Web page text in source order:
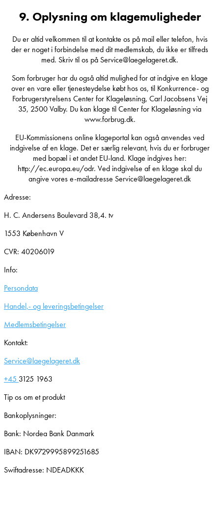
9. Oplysning om klagemuligheder
Du er altid velkommen til at kontakte os på mail eller telefon, hvis
der er noget i forbindelse med dit medlemskab, du ikke er tilfreds
med. Skriv til os på Service@laegelageret.dk.
Som forbruger har du også altid mulighed for at indgive en klage
over en vare eller tjenesteydelse købt hos os, til Konkurrence- og
Forbrugerstyrelsens Center for Klageløsning, Carl Jacobsens Vej
35, 2500 Valby. Du kan klage til Center for Klageløsning via
www.forbrug.dk.
EU-Kommissionens online klageportal kan også anvendes ved
indgivelse af en klage. Det er særlig relevant, hvis du er forbruger
med bopæl i et andet EU-land. Klage indgives her:
http://ec.europa.eu/odr. Ved indgivelse af en klage skal du
angive vores e-mailadresse Service@laegelageret.dk
Adresse:
H. C. Andersens Boulevard 38,4. tv
1553 København V
CVR: 40206019
Info:
Persondata
Handel,- og leveringsbetingelser
Medlemsbetingelser
Kontakt:
Service@laegelageret.dk
+45 3125 1963
Tip os om et produkt
Bankoplysninger:
Bank: Nordea Bank Danmark
IBAN: DK9729995899251685
Swiftadresse: NDEADKKK